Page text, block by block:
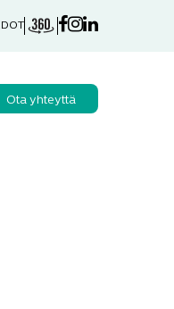
Ota yhteyttä